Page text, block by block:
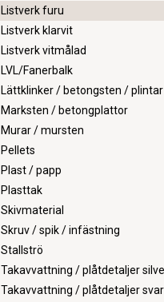
Listverk furu
Listverk klarvit
Listverk vitmålad
LVL/Fanerbalk
Lättklinker / betongsten / plintar
Marksten / betongplattor
Murar / mursten
Pellets
Plast / papp
Plasttak
Skivmaterial
Skruv / spik / infästning
Stallströ
Takavvattning / plåtdetaljer
Takavvattning / plåtdetaljer